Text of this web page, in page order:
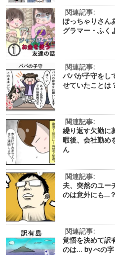
関連記事:
ぽっちゃりさん
グラマー・ふく
関連記事:
パパが子守をし
せていたこと
関連記事:
繰り返す欠勤に
暇後、会社勤め
ん
関連記事:
夫、突然のユー
のは意外にも…
関連記事:
覚悟を決めて訳
のは… by べの字